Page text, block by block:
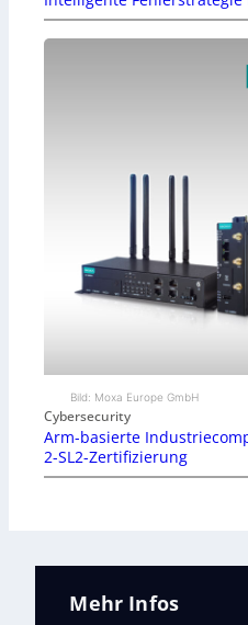
Bild: Moxa Europe GmbH
Cybersecurity
Arm-basierte
2-SL2-Zertifizierung
Mehr Infos